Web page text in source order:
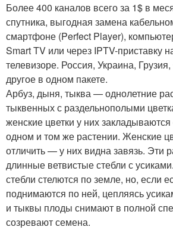
Более 400 каналов всего за 1$ в
спутника, выгодная замена
смартфоне (Perfect Player),
Smart TV или через IPTV-приставку
телевизоре. Россия, Украина,
другое в одном пакете.
Арбуз, дыня, тыква — однолетние
тыквенных с раздельнополыми
женские цветки у них
одном и том же растении. Женские
отличить — у них видна завязь. Эти
длинные ветвистые стебли с
стебли стелются по земле, но, если
поднимаются по ней, цепляясь
и тыквы плоды снимают в полной
созревают семена.